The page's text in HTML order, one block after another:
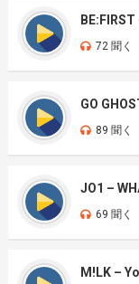
BE:FIRST
72 聞く
GO
89 聞く
JO1 –
69 聞く
M!LK –